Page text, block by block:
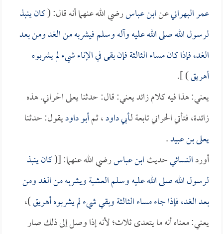
عمر البهرانيعنابن عباسرضي الله عنهما أنه قال: (كان ينبذ
لرسول الله صلى الله عليه وآله وسلم فيشربه من الغد ومن بعد
الغد، فإذا كان مساء الثالثة فإن بقى في الإناء شيء لم يشربوه
أهريق) ].
يعني: هذا فيه كلام زائد يعني: قال: حدثنا يعلى الحراني. هذه
زائدة، فتأتي الحراني تابعة لـأبي داود، ثمأبو داوديقول: حدثنا
يعلى بن عبيد.
أوردالنسائيحديثابن عباسرضي الله عنهما: [(كان ينبذ
لرسول الله صلى الله عليه وسلم العشية ويشربه من الغد ومن
بعد الغد، فإذا جاء مساء الثالثة وبقي شيء لم يشربوه أهريق)،
يعني: معناه أنه ما يتعدى ثلاث؛ لأنه إذا وصل إلى ذلك صار